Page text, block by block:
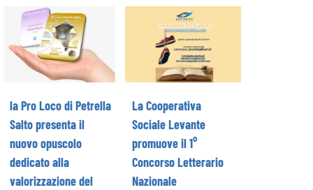
Petrella Salto
presenta il
nuovo opuscolo
dedicato alla
valorizzazione
del territorio
la Pro Loco di Petrella
Salto presenta il
nuovo opuscolo
dedicato alla
valorizzazione del
promuove il 1°
Concorso
Letterario
Nazionale
“Camminando tra
le parole” –
COME ISCRIVERSI
La Cooperativa
Sociale Levante
promuove il 1°
Concorso Letterario
Nazionale